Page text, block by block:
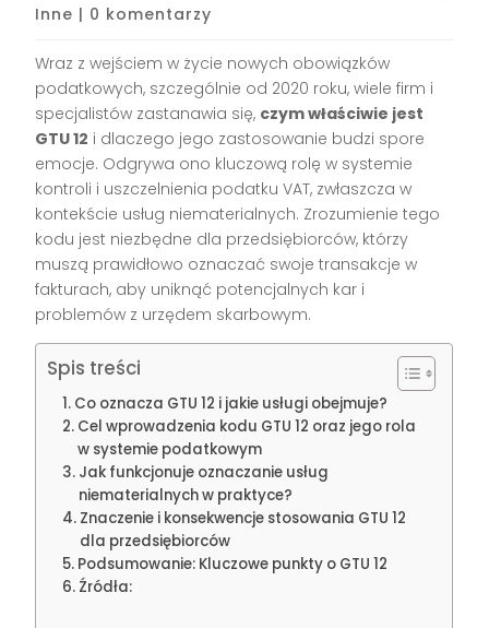
Inne | 0 komentarzy
Wraz z wejściem w życie nowych obowiązków
podatkowych, szczególnie od 2020 roku, wiele firm i
specjalistów zastanawia się, czym właściwie jest
GTU 12 i dlaczego jego zastosowanie budzi spore
emocje. Odgrywa ono kluczową rolę w systemie
kontroli i uszczelnienia podatku VAT, zwłaszcza w
kontekście usług niematerialnych. Zrozumienie tego
kodu jest niezbędne dla przedsiębiorców, którzy
muszą prawidłowo oznaczać swoje transakcje w
fakturach, aby uniknąć potencjalnych kar i
problemów z urzędem skarbowym.
Spis treści
Co oznacza GTU 12 i jakie usługi obejmuje?
Cel wprowadzenia kodu GTU 12 oraz jego rola
w systemie podatkowym
Jak funkcjonuje oznaczanie usług
niematerialnych w praktyce?
Znaczenie i konsekwencje stosowania GTU 12
dla przedsiębiorców
Podsumowanie: Kluczowe punkty o GTU 12
Źródła: